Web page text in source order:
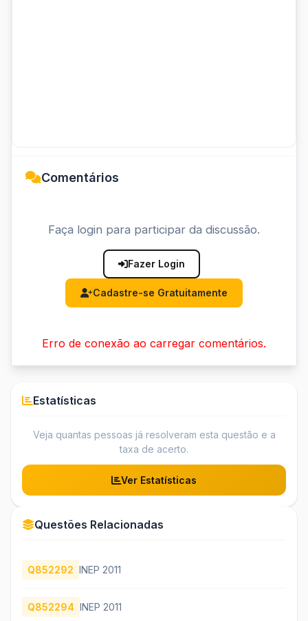
Comentários
Faça login para participar da discussão.
Fazer Login
Cadastre-se Gratuitamente
Erro de conexão ao carregar comentários.
Estatísticas
Veja quantas pessoas já resolveram esta questão e a
taxa de acerto.
Ver Estatísticas
Questões Relacionadas
Q852292 INEP 2011
Q852294 INEP 2011